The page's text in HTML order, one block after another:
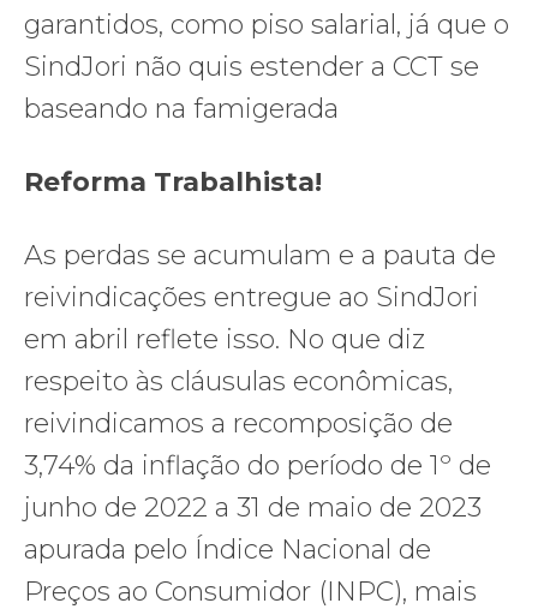
garantidos, como piso salarial, já que o
SindJori não quis estender a CCT se
baseando na famigerada
Reforma Trabalhista!
As perdas se acumulam e a pauta de
reivindicações entregue ao SindJori
em abril reflete isso. No que diz
respeito às cláusulas econômicas,
reivindicamos a recomposição de
3,74% da inflação do período de 1º de
junho de 2022 a 31 de maio de 2023
apurada pelo Índice Nacional de
Preços ao Consumidor (INPC), mais